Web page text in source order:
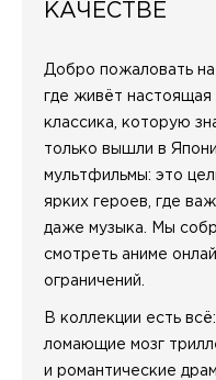
КАЧЕСТВЕ
Добро пожаловать на
где живёт
классика, которую
только вышли в
мультфильмы: это
ярких героев, где
даже музыка. Мы
смотреть аниме
ограничений.
В коллекции есть
ломающие мозг
и романтические